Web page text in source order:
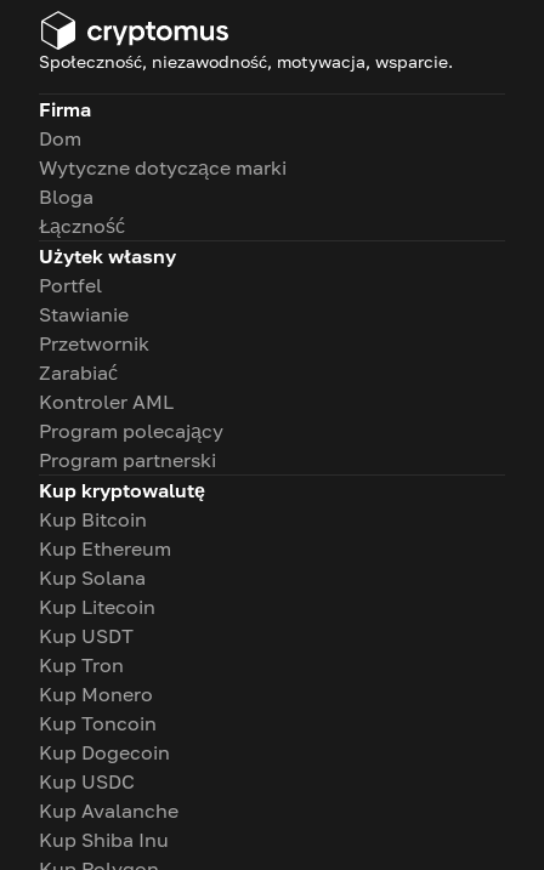
Społeczność, niezawodność, motywacja, wsparcie.
Firma
Dom
Wytyczne dotyczące marki
Bloga
Łączność
Użytek własny
Portfel
Stawianie
Przetwornik
Zarabiać
Kontroler AML
Program polecający
Program partnerski
Kup kryptowalutę
Kup Bitcoin
Kup Ethereum
Kup Solana
Kup Litecoin
Kup USDT
Kup Tron
Kup Monero
Kup Toncoin
Kup Dogecoin
Kup USDC
Kup Avalanche
Kup Shiba Inu